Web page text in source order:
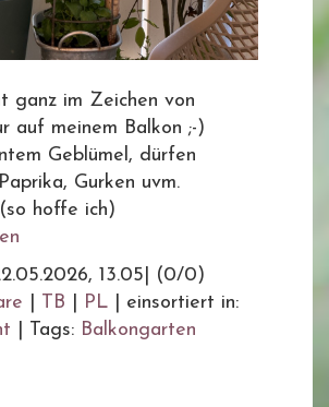
ganz im Zeichen von
auf meinem Balkon ;-)
Geblümel, dürfen
Gurken uvm.
hoffe ich)
13.05
(0/0)
TB PL
einsortiert in:
Tags: Balkongarten